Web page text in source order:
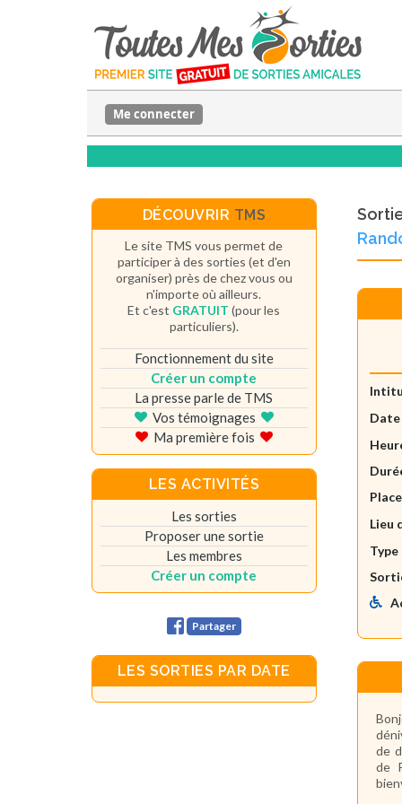
Me connecter
Date
Lieu
de
de
DÉCOUVRIR TMS
Le site TMS vous permet de
participer à des sorties (et d'en
organiser) près de chez vous ou
n'importe où ailleurs.
Et c'est GRATUIT (pour les
particuliers).
Fonctionnement du site
Créer un compte
La presse parle de TMS
Vos témoignages
Ma première fois
LES ACTIVITÉS
Les sorties
Proposer une sortie
Les membres
Créer un compte
Partager
LES SORTIES PAR DATE